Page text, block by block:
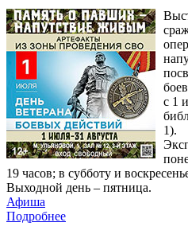
с 1
1).
19 часов; в субботу и
Выходной день – пятница.
Афиша
Подробнее